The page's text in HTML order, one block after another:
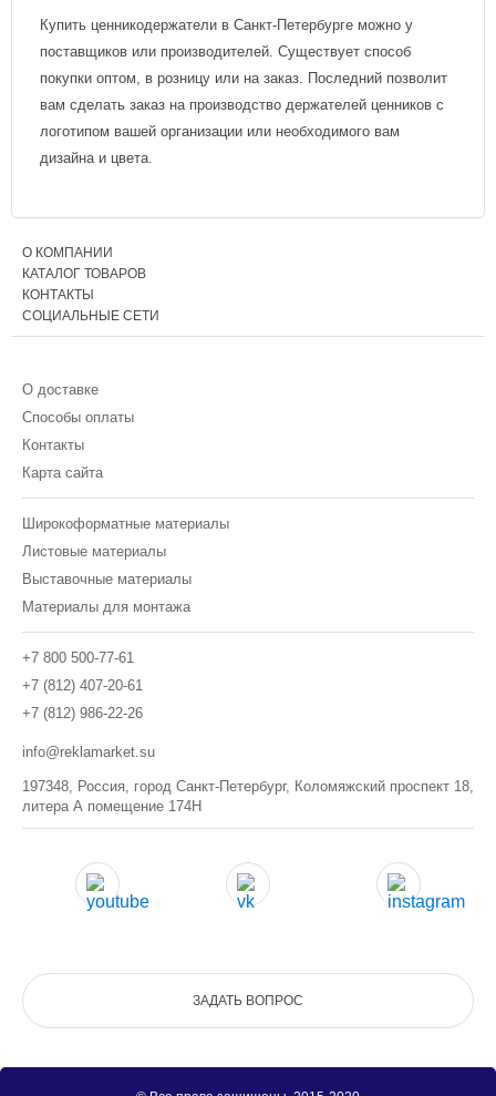
Купить ценникодержатели в Санкт-Петербурге можно у
поставщиков или производителей. Существует способ
покупки оптом, в розницу или на заказ. Последний позволит
вам сделать заказ на производство держателей ценников с
логотипом вашей организации или необходимого вам
дизайна и цвета.
О КОМПАНИИ
КАТАЛОГ ТОВАРОВ
КОНТАКТЫ
СОЦИАЛЬНЫЕ СЕТИ
О доставке
Способы оплаты
Контакты
Карта сайта
Широкоформатные материалы
Листовые материалы
Выставочные материалы
Материалы для монтажа
+7 800 500-77-61
+7 (812) 407-20-61
+7 (812) 986-22-26
info@reklamarket.su
197348, Россия, город Санкт-Петербург, Коломяжский проспект 18,
литера А помещение 174Н
ЗАДАТЬ ВОПРОС